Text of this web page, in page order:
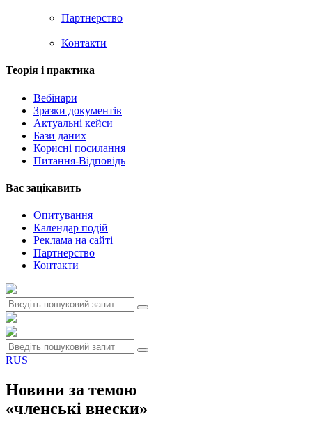
Партнерство
Контакти
Теорія i практика
Вебінари
Зразки документів
Актуальні кейси
Бази даних
Корисні посилання
Питання-Відповідь
Вас зацiкавить
Опитування
Календар подій
Реклама на сайтi
Партнерство
Контакти
RUS
Новини за темою
«членські внески»